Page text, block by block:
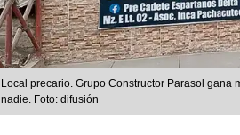
Local precario. Grupo Constructor Parasol
nadie. Foto: difusión